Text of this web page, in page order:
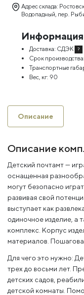
Адрес склада:
Водопадный, пер.
Информация
Доставка: СДЭК ?
Срок производства:
Транспортные
Вес, кг: 90
Описание
Описание
Детский почтамт —
оснащенная
могут безопасно
развивая свой
выступает как
одиночное изделие, а
комплекс. Корпус
материалов.
Для чего это нужно:
трех до восьми лет.
детских садов,
детской комнаты.